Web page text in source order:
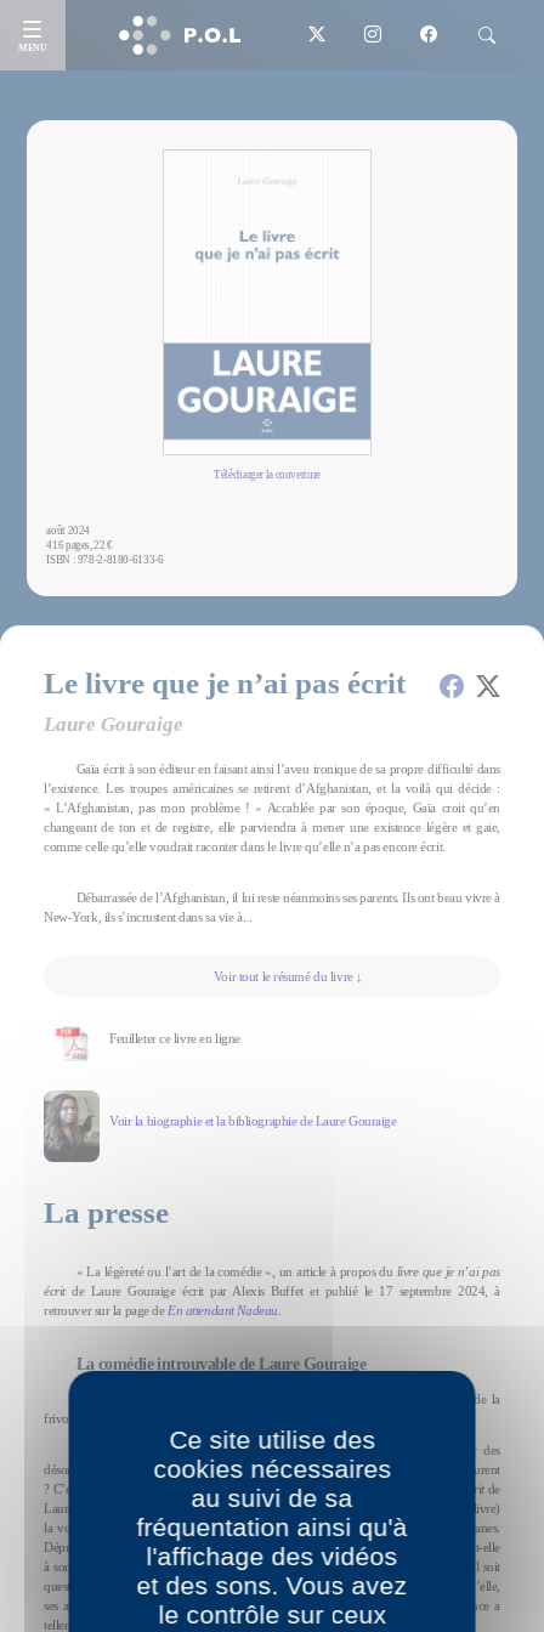
MENU
Télécharger la couverture
août 2024
416 pages, 22 €
ISBN : 978-2-8180-6133-6
Le livre que je n’ai pas écrit
Laure Gouraige
Gaïa écrit à son éditeur en faisant ainsi l’aveu ironique de sa propre difficulté dans
l’existence. Les troupes américaines se retirent d’Afghanistan, et la voilà qui décide :
« L’Afghanistan, pas mon problème ! » Accablée par son époque, Gaïa croit qu’en
changeant de ton et de registre, elle parviendra à mener une existence légère et gaie,
comme celle qu’elle voudrait raconter dans le livre qu’elle n’a pas encore écrit.
Débarrassée de l’Afghanistan, il lui reste néanmoins ses parents. Ils ont beau vivre à
New-York, ils s’incrustent dans sa vie à...
Voir tout le résumé du livre ↓
Feuilleter ce livre en ligne
Voir la biographie et la bibliographie de Laure Gouraige
La presse
« La légèreté ou l’art de la comédie », un article à propos du livre que je n’ai pas
écritde Laure Gouraige écrit par Alexis Buffet et publié le 17 septembre 2024, à
retrouver sur la page de En attendant Nadeau
La comédie introuvable de Laure Gouraige
La romancière dresse le portrait d’une journaliste de mode à la recherche de la
frivolité face à la noirceur du monde.
La comédie, celle, légère qui nous fait sourire, peut-elle nous préserver des
désordres du monde, des situations anxiogènes et des récits de guerre qui nous entourent
? C’est la question complexe que se pose Gaïa, l’héroïne du
livre que je n’ai pas écritde
Laure Gouraige. Journaliste de mode, romancière (elle vient de sortir son deuxième livre)
la voici accablée par l’actualité, totalement annihilée par le sort des femmes afghanes.
Déprimée, désolée, elle décide pourtant d’écrire à nouveau : ce sera une comédie, dit-elle
à son éditeur, un livre d’humour et de frivolité, dans lequel elle refuse même qu’il soit
question d’amour, celui-ci peut faire si mal. Pourtant des doutes l’assaillent : autour d’elle,
ses amis n’ont aucune estime pour la comédie, même s’ils savent que « la France a
tellement le culte du tragique ». La littérature se doit-elle d’être sérieuse ?
Ce site utilise des
cookies nécessaires
au suivi de sa
fréquentation ainsi qu'à
l'affichage des vidéos
et des sons. Vous avez
le contrôle sur ceux